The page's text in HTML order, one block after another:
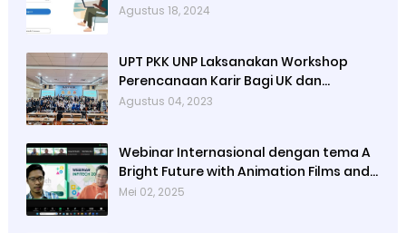
Agustus 18, 2024
UPT PKK UNP Laksanakan Workshop
Perencanaan Karir Bagi UK dan
Ormawa se UNP
Agustus 04, 2023
Webinar Internasional dengan tema A
Bright Future with Animation Films and
Games
Mei 02, 2025